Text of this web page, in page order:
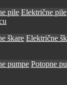
pile Električne pile
škare Električne
pumpe Potopne